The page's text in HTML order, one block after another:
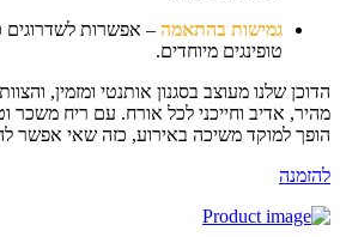
גמישות בהתאמה– אפשרות לשדרוגים
טופינגים מיוחדים.
שלנו מעוצב בסגנון אותנטי ומזמין, והצוות
אדיב וחייכני לכל אורח. עם ריח משכר
למוקד משיכה באירוע, כזה שאי אפשר